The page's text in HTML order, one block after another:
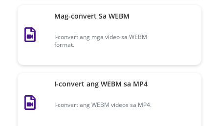
Mag-convert Sa WEBM
I-convert ang mga video sa WEBM
format.
I-convert ang WEBM sa MP4
I-convert ang WEBM videos sa MP4.